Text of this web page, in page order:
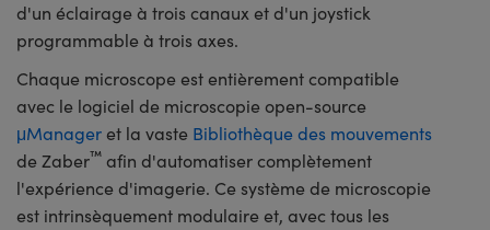
d'un éclairage à trois canaux et d'un joystick
programmable à trois axes.
Chaque microscope est entièrement compatible
avec le logiciel de microscopie open-source
μManageret la vaste Bibliothèque des mouvements
de Zaber™ afin d'automatiser complètement
l'expérience d'imagerie. Ce système de microscopie
est intrinsèquement modulaire et, avec tous les